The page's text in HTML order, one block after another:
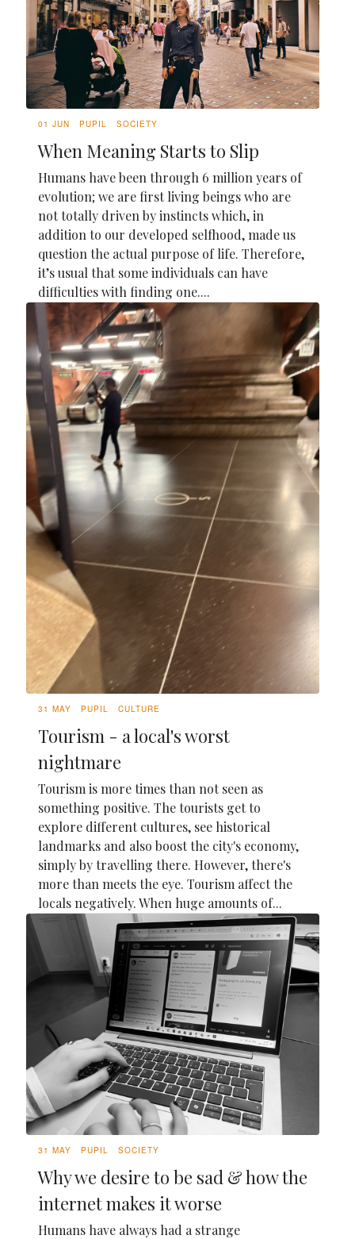
01 JUN PUPIL SOCIETY
When Meaning Starts to Slip
Humans have been through 6 million years of
evolution; we are first living beings who are
not totally driven by instincts which, in
addition to our developed selfhood, made us
question the actual purpose of life. Therefore,
it’s usual that some individuals can have
difficulties with finding one....
31 MAY PUPIL CULTURE
Tourism - a local's worst
nightmare
Tourism is more times than not seen as
something positive. The tourists get to
explore different cultures, see historical
landmarks and also boost the city's economy,
simply by travelling there. However, there's
more than meets the eye. Tourism affect the
locals negatively. When huge amounts of...
31 MAY PUPIL SOCIETY
Why we desire to be sad & how the
internet makes it worse
Humans have always had a strange